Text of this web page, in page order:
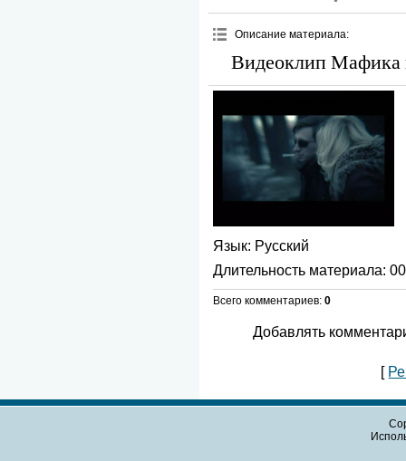
Описание материала:
Видеоклип Мафика
Язык: Русский
Длительность материала:
Всего комментариев: 0
Добавлять
[